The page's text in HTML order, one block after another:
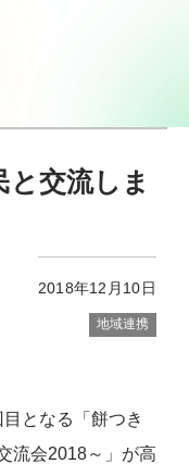
交流しま
2018年12月10日
地域連携
となる「餅つき
流会2018～」が高